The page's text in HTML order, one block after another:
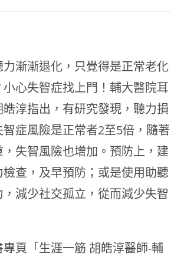
漸漸退化，只覺得是正常老化
心失智症找上門！輔大醫院耳
淳指出，有研究發現，聽力損
症風險是正常者2至5倍，隨著
失智風險也增加。預防上，建
查，及早預防；或是使用助聽
減少社交孤立，從而減少失智
頁「生涯一筋 胡皓淳醫師-輔